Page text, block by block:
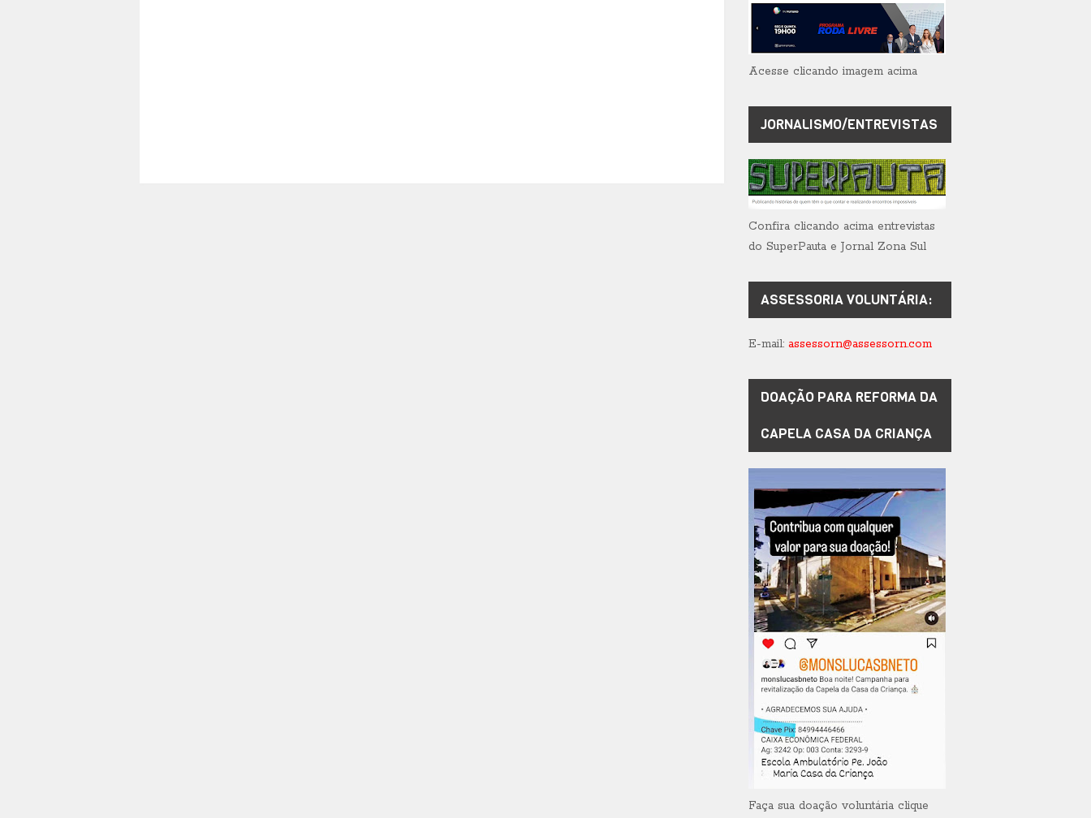
Acesse clicando imagem acima
JORNALISMO/ENTREVISTAS
Confira clicando acima entrevistas
do SuperPauta e Jornal Zona Sul
ASSESSORIA VOLUNTÁRIA:
E-mail: assessorn@assessorn.com
DOAÇÃO PARA REFORMA DA
CAPELA CASA DA CRIANÇA
Faça sua doação voluntária clique